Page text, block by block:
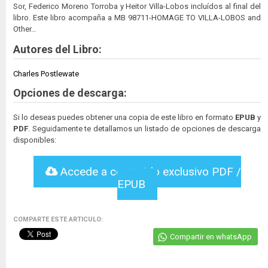
Sor, Federico Moreno Torroba y Heitor Villa-Lobos incluídos al final del
libro. Este libro acompaña a MB 98711-HOMAGE TO VILLA-LOBOS and
Other…
Autores del Libro:
Charles Postlewate
Opciones de descarga:
Si lo deseas puedes obtener una copia de este libro en formato EPUB y
PDF . Seguidamente te detallamos un listado de opciones de descarga
disponibles:
Accede a contenido exclusivo PDF /
EPUB
COMPARTE ESTE ARTICULO:
Compartir en whatsApp